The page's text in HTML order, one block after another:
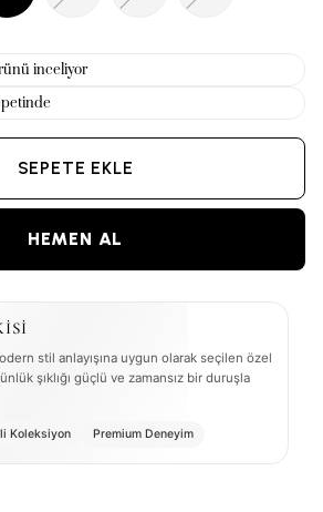
inceliyor
SEPETE EKLE
HEMEN AL
stil anlayışına uygun olarak seçilen özel
şıklığı güçlü ve zamansız bir duruşla
Koleksiyon Premium Deneyim